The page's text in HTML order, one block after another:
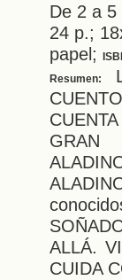
De 2 a
24 p.;
papel;
Resumen:
GRAN
ALLÁ.
CUIDA